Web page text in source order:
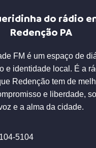
do rádio
Redenção PA
FM é um espaço de
e identidade local. É a
Redenção tem de
e liberdade,
e a alma da cidade.
5104